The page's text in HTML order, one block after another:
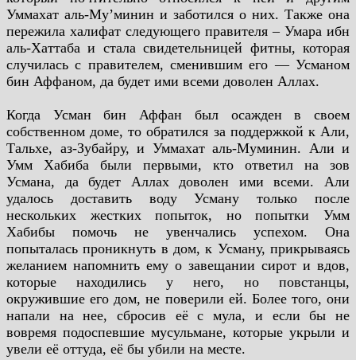
Уммахат аль-Муʼминин и заботился о них. Также она
пережила халифат следующего правителя – Умара ибн
аль-Хаттаба и стала свидетельницей фитны, которая
случилась с правителем, сменившим его — Усманом
бин Аффаном, да будет ими всеми доволен Аллах.
Когда Усман бин Аффан был осажден в своем
собственном доме, то обратился за поддержкой к Али,
Тальхе, аз-Зубайру, и Уммахат аль-Муминин. Али и
Умм Хабиба были первыми, кто ответил на зов
Усмана, да будет Аллах доволен ими всеми. Али
удалось доставить воду Усману только после
нескольких жестких попыток, но попытки Умм
Хабибы помочь не увенчались успехом. Она
попыталась проникнуть в дом, к Усману, прикрываясь
желанием напомнить ему о завещании сирот и вдов,
которые находились у него, но повстанцы,
окружившие его дом, не поверили ей. Более того, они
напали на нее, сбросив её с мула, и если бы не
вовремя подоспевшие мусульмане, которые укрыли и
увели её оттуда, её бы убили на месте.